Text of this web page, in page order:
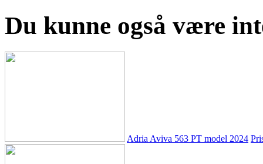
Du kunne også være
Adria Aviva 563 PT model 2024